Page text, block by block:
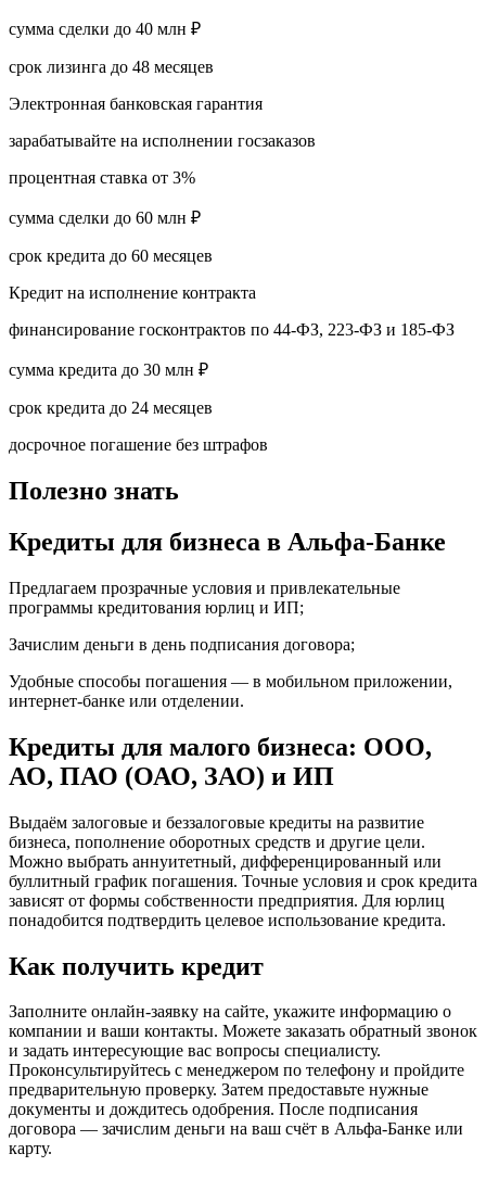
сумма сделки до 40 млн ₽
срок лизинга до 48 месяцев
Электронная банковская гарантия
зарабатывайте на исполнении госзаказов
процентная ставка от 3%
сумма сделки до 60 млн ₽
срок кредита до 60 месяцев
Кредит на исполнение контракта
финансирование госконтрактов по 44-ФЗ, 223-ФЗ и 185-ФЗ
сумма кредита до 30 млн ₽
срок кредита до 24 месяцев
досрочное погашение без штрафов
Полезно знать
Кредиты для бизнеса в Альфа-Банке
Предлагаем прозрачные условия и привлекательные
программы кредитования юрлиц и ИП;
Зачислим деньги в день подписания договора;
Удобные способы погашения — в мобильном приложении,
интернет-банке или отделении.
Кредиты для малого бизнеса: ООО,
АО, ПАО (ОАО, ЗАО) и ИП
Выдаём залоговые и беззалоговые кредиты на развитие
бизнеса, пополнение оборотных средств и другие цели.
Можно выбрать аннуитетный, дифференцированный или
буллитный график погашения. Точные условия и срок кредита
зависят от формы собственности предприятия. Для юрлиц
понадобится подтвердить целевое использование кредита.
Как получить кредит
Заполните онлайн-заявку на сайте, укажите информацию о
компании и ваши контакты. Можете заказать обратный звонок
и задать интересующие вас вопросы специалисту.
Проконсультируйтесь с менеджером по телефону и пройдите
предварительную проверку. Затем предоставьте нужные
документы и дождитесь одобрения. После подписания
договора — зачислим деньги на ваш счёт в Альфа-Банке или
карту.